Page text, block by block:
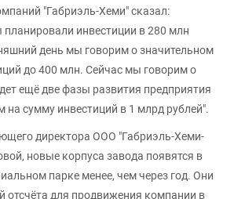
"Габриэль-Хеми" сказал:
инвестиции в 280 млн
день мы говорим о значительном
до 400 млн. Сейчас мы говорим о
ещё две фазы развития предприятия
на сумму инвестиций в 1 млрд рублей".
директора ООО "Габриэль-Хеми-
новые корпуса завода появятся в
парке менее, чем через год. Они
отсчёта для продвижения компании в